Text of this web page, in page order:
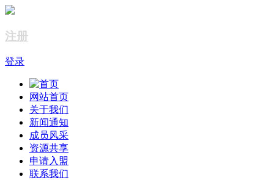
注册
登录
网站首页
关于我们
新闻通知
成员风采
资源共享
申请入盟
联系我们